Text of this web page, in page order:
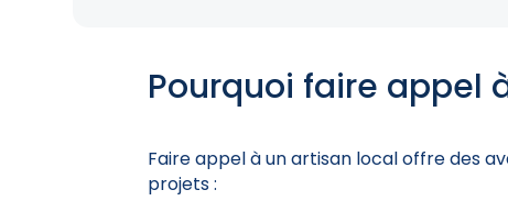
Pourquoi faire appel
Faire appel à un artisan local offre des
projets :